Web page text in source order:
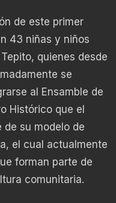
de este primer
43 niñas y niños
quienes desde
se
al Ensamble de
Histórico que el
de su modelo de
el cual actualmente
forman parte de
comunitaria.